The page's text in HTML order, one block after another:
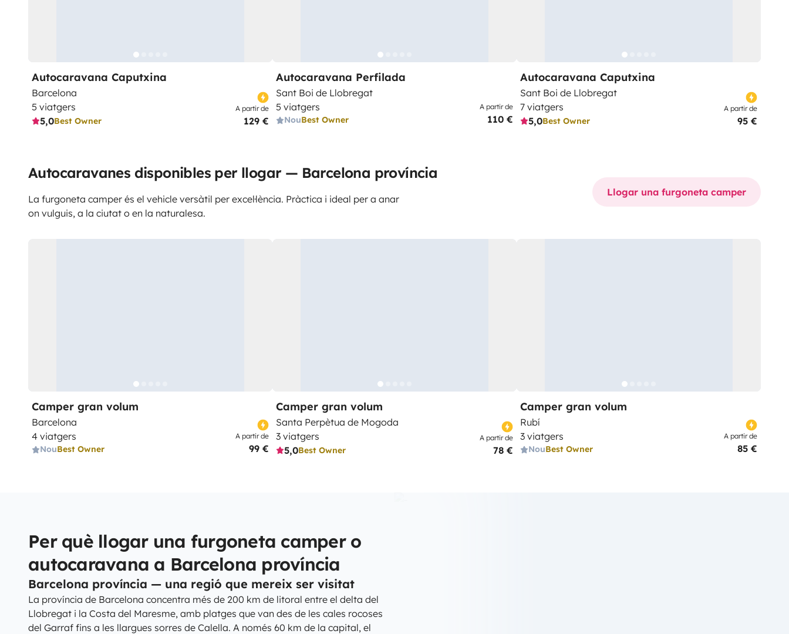
Autocaravana Caputxina
Barcelona
5 viatgers
5,0Best Owner
A partir de
129 €
Autocaravana Perfilada
Sant Boi de Llobregat
5 viatgers
NouBest Owner
A partir de
110 €
Autocaravana Caputxina
Sant Boi de Llobregat
7 viatgers
5,0Best Owner
A partir de
95 €
Autocaravanes disponibles per llogar — Barcelona província
La furgoneta camper és el vehicle versàtil per excel·lència. Pràctica i ideal per a anar
on vulguis, a la ciutat o en la naturalesa.
Llogar una furgoneta camper
Camper gran volum
Barcelona
4 viatgers
NouBest Owner
A partir de
99 €
Camper gran volum
Santa Perpètua de Mogoda
3 viatgers
5,0Best Owner
A partir de
78 €
Camper gran volum
Rubí
3 viatgers
NouBest Owner
A partir de
85 €
Per què llogar una furgoneta camper o
autocaravana a Barcelona província
Barcelona província — una regió que mereix ser visitat
La província de Barcelona concentra més de 200 km de litoral entre el delta del
Llobregat i la Costa del Maresme, amb platges que van des de les cales rocoses
del Garraf fins a les llargues sorres de Calella. A només 60 km de la capital, el